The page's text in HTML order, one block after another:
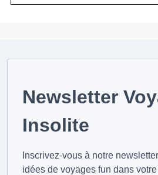
Newsletter
Insolite
Inscrivez-vous à notre
idées de voyages fun dans